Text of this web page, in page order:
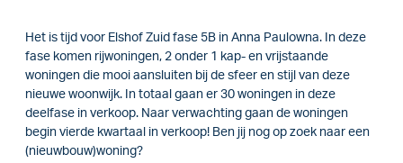
Het is tijd voor Elshof Zuid fase 5B in Anna Paulowna. In deze
fase komen rijwoningen, 2 onder 1 kap- en vrijstaande
woningen die mooi aansluiten bij de sfeer en stijl van deze
nieuwe woonwijk. In totaal gaan er 30 woningen in deze
deelfase in verkoop. Naar verwachting gaan de woningen
begin vierde kwartaal in verkoop! Ben jij nog op zoek naar een
(nieuwbouw)woning?